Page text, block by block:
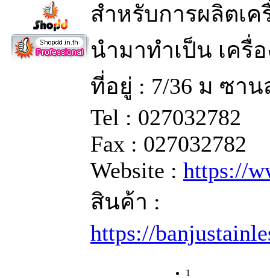
สำหรับการผลิตเค
นำมาทำเป็น เครื่
ที่อยู่ : 7/36 ม ซา
Tel : 027032782
Fax : 027032782
Website : https://
สินค้า :
https://
1